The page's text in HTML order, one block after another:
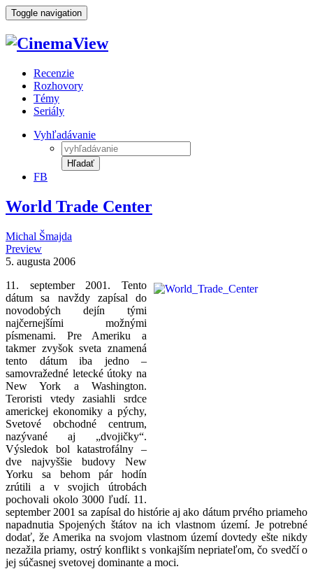
Toggle navigation
Recenzie
Rozhovory
Témy
Seriály
Vyhľadávanie
Hľadať
FB
World Trade Center
Michal Šmajda
Preview
5. augusta 2006
11. september 2001. Tento
dátum sa navždy zapísal do
novodobých dejín tými
najčernejšími možnými
písmenami. Pre Ameriku a
takmer zvyšok sveta znamená
tento dátum iba jedno –
samovražedné letecké útoky na
New York a Washington.
Teroristi vtedy zasiahli srdce
americkej ekonomiky a pýchy,
Svetové obchodné centrum,
nazývané aj „dvojičky“.
Výsledok bol katastrofálny –
dve najvyššie budovy New
Yorku sa behom pár hodín
zrútili a v svojich útrobách
pochovali okolo 3000 ľudí. 11.
september 2001 sa zapísal do histórie aj ako dátum prvého priameho
napadnutia Spojených štátov na ich vlastnom území. Je potrebné
dodať, že Amerika na svojom vlastnom území dovtedy ešte nikdy
nezažila priamy, ostrý konflikt s vonkajším nepriateľom, čo svedčí o
jej súčasnej svetovej dominante a moci.